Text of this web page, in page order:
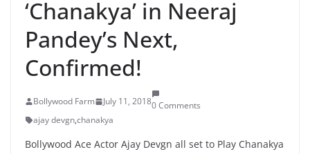
‘Chanakya’ in Neeraj
Pandey’s Next,
Confirmed!
Bollywood Farm July 11, 20180 Comments
ajay devgn,chanakya
Bollywood Ace Actor Ajay Devgn all set to Play Chanakya